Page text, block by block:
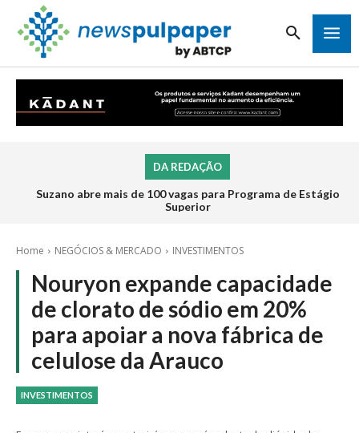
DA REDAÇÃO
Suzano abre mais de 100 vagas para Programa de Estágio
Superior
Home NEGÓCIOS & MERCADO INVESTIMENTOS
Nouryon expande capacidade
de clorato de sódio em 20%
para apoiar a nova fábrica de
celulose da Arauco
INVESTIMENTOS